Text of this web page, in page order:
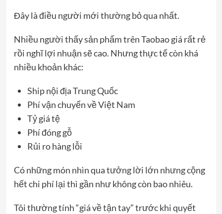
Đây là điều người mới thường bỏ qua nhất.
Nhiều người thấy sản phẩm trên Taobao giá rất rẻ
rồi nghĩ lợi nhuận sẽ cao. Nhưng thực tế còn khá
nhiều khoản khác:
Ship nội địa Trung Quốc
Phí vận chuyển về Việt Nam
Tỷ giá tệ
Phí đóng gỗ
Rủi ro hàng lỗi
Có những món nhìn qua tưởng lời lớn nhưng cộng
hết chi phí lại thì gần như không còn bao nhiêu.
Tôi thường tính “giá về tận tay” trước khi quyết